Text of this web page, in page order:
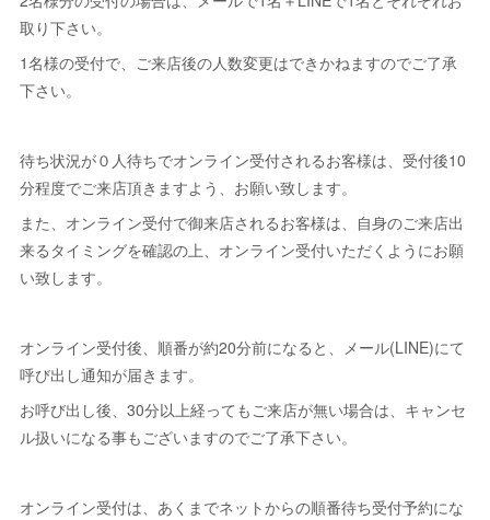
取り下さい。
1名様の受付で、ご来店後の人数変更はできかねますのでご了承
下さい。
待ち状況が０人待ちでオンライン受付されるお客様は、受付後10
分程度でご来店頂きますよう、お願い致します。
また、オンライン受付で御来店されるお客様は、自身のご来店出
来るタイミングを確認の上、オンライン受付いただくようにお願
い致します。
オンライン受付後、順番が約20分前になると、メール(LINE)にて
呼び出し通知が届きます。
お呼び出し後、30分以上経ってもご来店が無い場合は、キャンセ
ル扱いになる事もございますのでご了承下さい。
オンライン受付は、あくまでネットからの順番待ち受付予約にな